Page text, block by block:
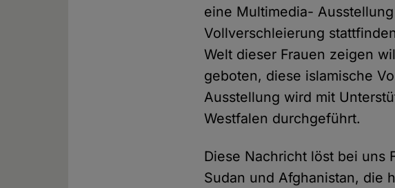
eine Multimedia-
Vollverschleierung
Welt dieser Frauen zeigen
geboten, diese islamische
Ausstellung wird mit
Westfalen durchgeführt.
Diese Nachricht löst bei uns
Sudan und Afghanistan, die